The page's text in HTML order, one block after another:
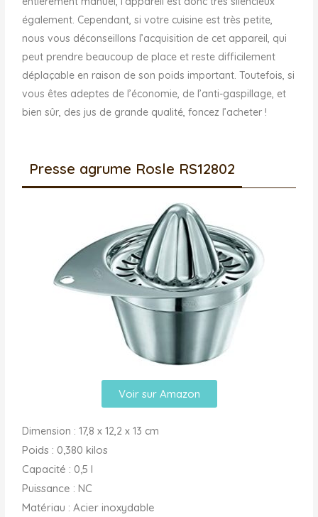
également. Cependant, si votre cuisine est très petite,
nous vous déconseillons l’acquisition de cet appareil, qui
peut prendre beaucoup de place et reste difficilement
déplaçable en raison de son poids important. Toutefois, si
vous êtes adeptes de l’économie, de l’anti-gaspillage, et
bien sûr, des jus de grande qualité, foncez l’acheter !
Presse agrume Rosle RS12802
Voir sur Amazon
Dimension : 17,8 x 12,2 x 13 cm
Poids : 0,380 kilos
Capacité : 0,5 l
Puissance : NC
Matériau : Acier inoxydable